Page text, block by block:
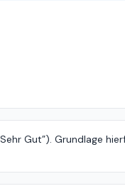
Gut”). Grundlage